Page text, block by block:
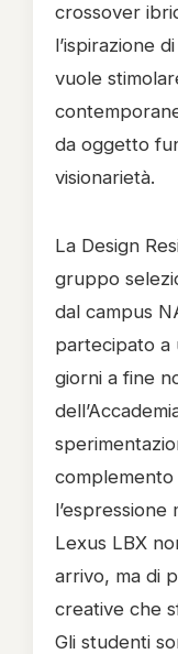
crossover
l’ispirazione
vuole
da oggetto
visionarietà.
La Design
gruppo
dal campus
partecipato a
giorni a fine
Lexus LBX
arrivo, ma di
creative che
Gli studenti